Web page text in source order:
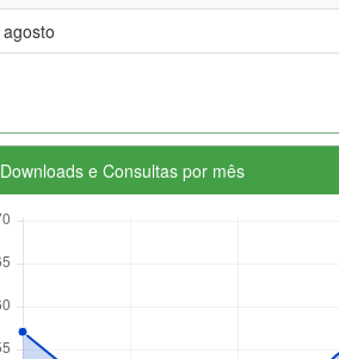
agosto
Downloads e Consultas por mês